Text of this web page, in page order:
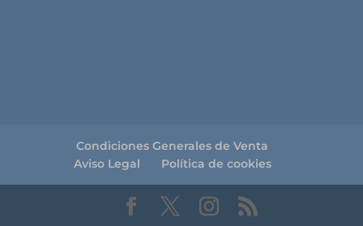
Condiciones Generales de Venta
Aviso Legal
Política de cookies